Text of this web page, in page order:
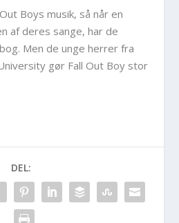
Boys musik, så når en
af deres sange, har de
Men de unge herrer fra
gør Fall Out Boy stor
DEL: